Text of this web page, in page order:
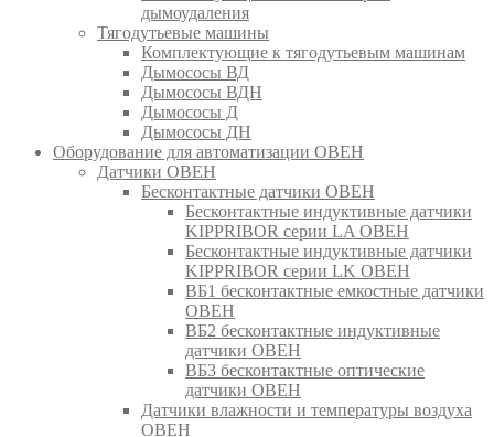
дымоудаления
Тягодутьевые машины
Комплектующие к тягодутьевым машинам
Дымососы ВД
Дымососы ВДН
Дымососы Д
Дымососы ДН
Оборудование для автоматизации ОВЕН
Датчики ОВЕН
Бесконтактные датчики ОВЕН
Бесконтактные индуктивные датчики
KIPPRIBOR серии LA ОВЕН
Бесконтактные индуктивные датчики
KIPPRIBOR серии LK ОВЕН
ВБ1 бесконтактные емкостные датчики
ОВЕН
ВБ2 бесконтактные индуктивные
датчики ОВЕН
ВБ3 бесконтактные оптические
датчики ОВЕН
Датчики влажности и температуры воздуха
ОВЕН